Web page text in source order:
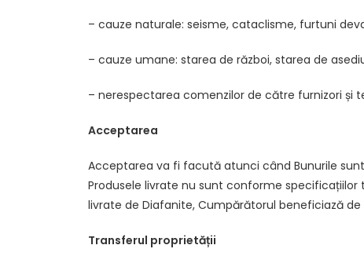
– cauze naturale: seisme, cataclisme, furtuni
– cauze umane: starea de război, starea de
– nerespectarea comenzilor de către furnizori și
Acceptarea
Acceptarea va fi facută atunci când Bunurile
Produsele livrate nu sunt conforme
livrate de Diafanite, Cumpărătorul beneficiază de
Transferul proprietății